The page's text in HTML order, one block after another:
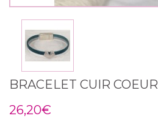
BRACELET CUIR COEUR
26,20€